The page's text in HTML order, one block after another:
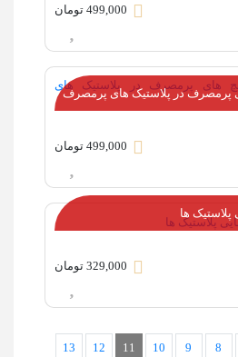
499,000 تومان
پرمصرف در پلاستیک های پرمصرف
499,000 تومان
ها
329,000 تومان
8
9
10
11
12
13